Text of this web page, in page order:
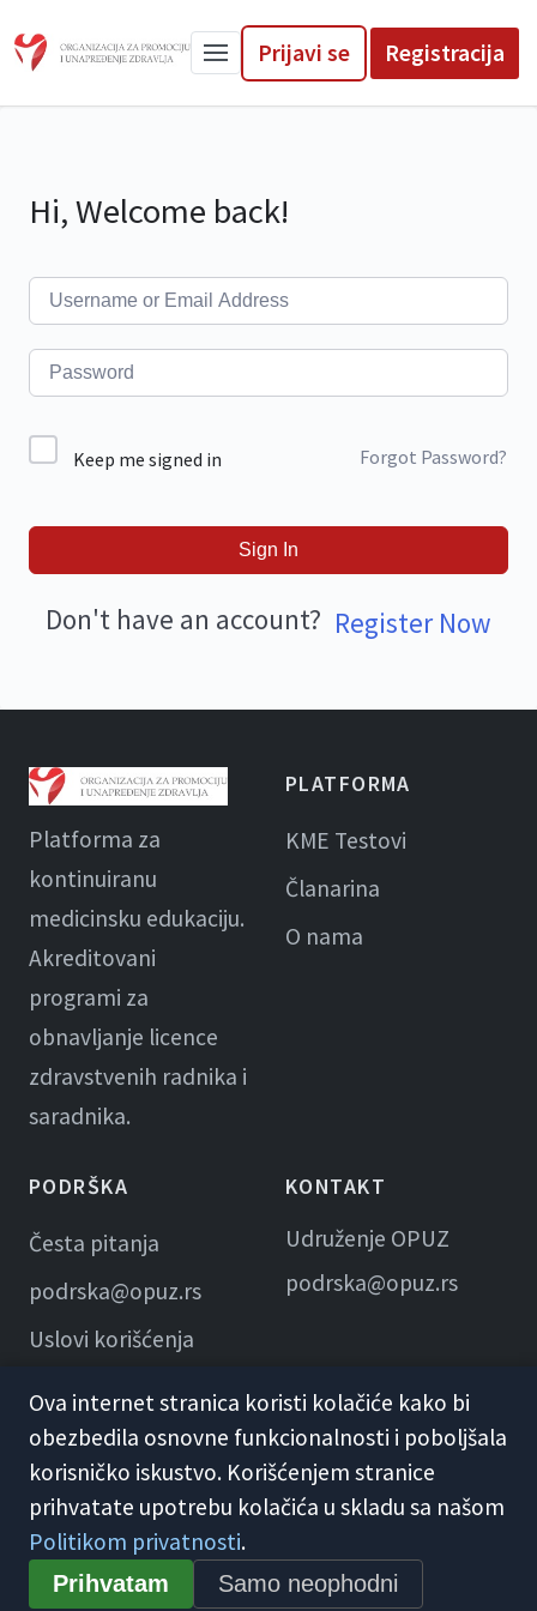
Prijavi se Registracija
Hi, Welcome back!
Keep me signed in Forgot Password?
Sign In
Don't have an account? Register Now
Platforma za
kontinuiranu
medicinsku edukaciju.
Akreditovani
programi za
obnavljanje licence
zdravstvenih radnika i
saradnika.
PLATFORMA
KME Testovi
Članarina
O nama
PODRŠKA
Česta pitanja
podrska@opuz.rs
Uslovi korišćenja
KONTAKT
Udruženje OPUZ
podrska@opuz.rs
© 2026 KME Opuz · Udruženje OPUZ
Opšti uslovi korišćenja
Ova internet stranica koristi kolačiće kako bi
obezbedila osnovne funkcionalnosti i poboljšala
korisničko iskustvo. Korišćenjem stranice
prihvatate upotrebu kolačića u skladu sa našom
Politikom privatnosti.
Prihvatam Samo neophodni